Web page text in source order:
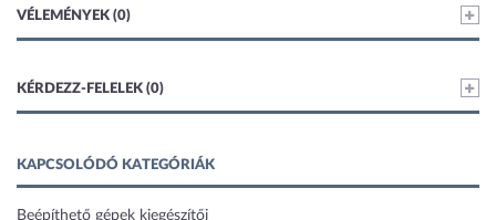
VÉLEMÉNYEK (0)
KÉRDEZZ-FELELEK (0)
KAPCSOLÓDÓ KATEGÓRIÁK
Beépíthető gépek kiegészítői